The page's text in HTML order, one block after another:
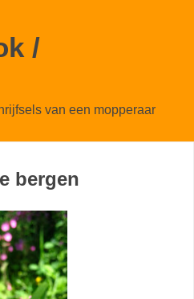
/
van een mopperaar
bergen